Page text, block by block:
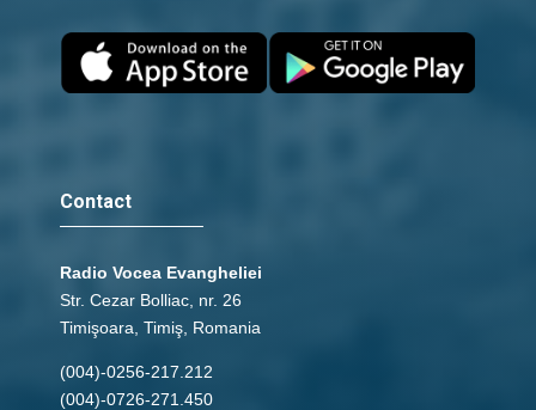
Contact
Radio Vocea Evangheliei
Str. Cezar Bolliac, nr. 26
Timişoara, Timiş, Romania
(004)-0256-217.212
(004)-0726-271.450